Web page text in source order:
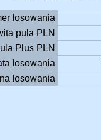
losowania
pula PLN
Plus PLN
losowania
losowania